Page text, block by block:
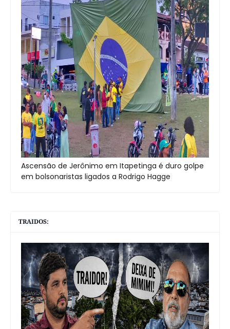
Ascensão de Jerônimo em Itapetinga é duro golpe
em bolsonaristas ligados a Rodrigo Hagge
TRAIDOS: